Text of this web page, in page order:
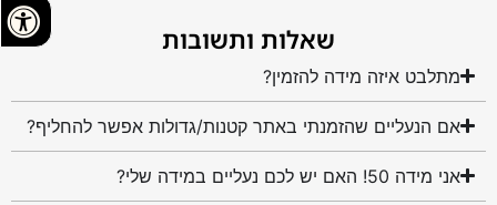
שאלות ותשובות
מתלבט איזה מידה להזמין?
אם הנעליים שהזמנתי באתר קטנות/גדולות אפשר להחליף?
אני מידה 50! האם יש לכם נעליים במידה שלי?